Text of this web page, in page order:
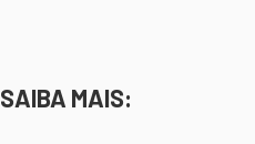
SAIBA MAIS: